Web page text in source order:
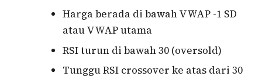
Harga berada di bawah VWAP -1 SD
atau VWAP utama
RSI turun di bawah 30 (oversold)
Tunggu RSI crossover ke atas dari 30